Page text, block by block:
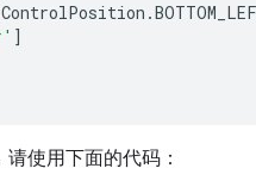
ControlPosition .
]
使用下面的代码：